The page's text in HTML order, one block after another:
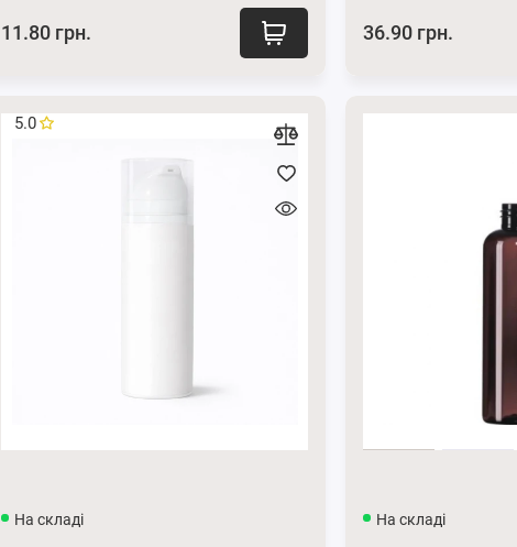
11.80 грн. 36.90 грн.
5.0
На складі На складі